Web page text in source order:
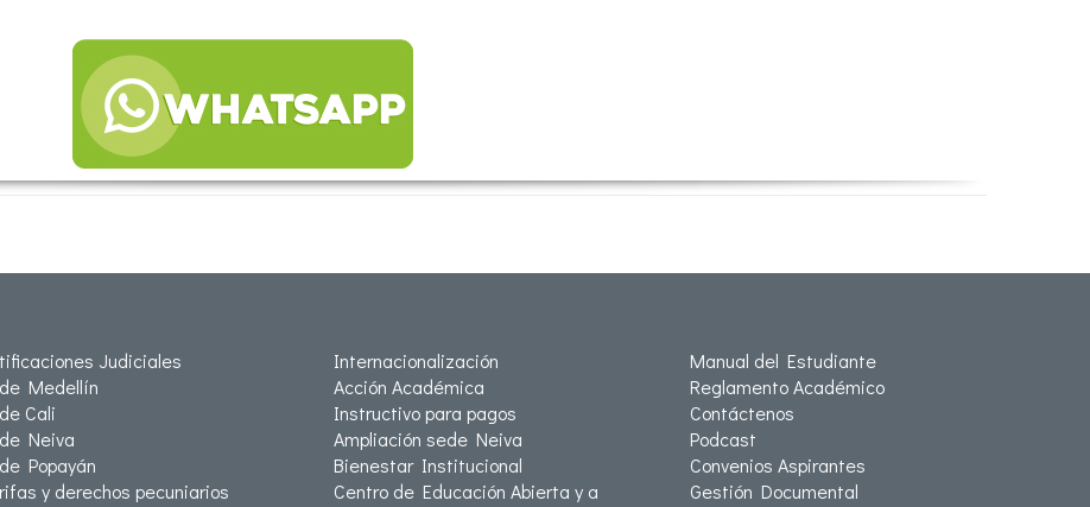
Judiciales
Medellín
Cali
Neiva
Popayán
y derechos pecuniarios
Internacionalización
Acción Académica
Instructivo para pagos
Ampliación sede Neiva
Bienestar Institucional
Centro de Educación Abierta y a
Manual del Estudiante
Reglamento Académico
Contáctenos
Podcast
Convenios Aspirantes
Gestión Documental